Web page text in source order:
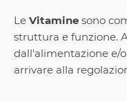
Le Vitamine sono
struttura e funzione.
dall'alimentazione e/
arrivare alla